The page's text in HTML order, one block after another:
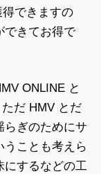
得できますの
できてお得で
ONLINE と
だ HMV とだ
らぎのためにサ
うことも考えら
にするなどの工